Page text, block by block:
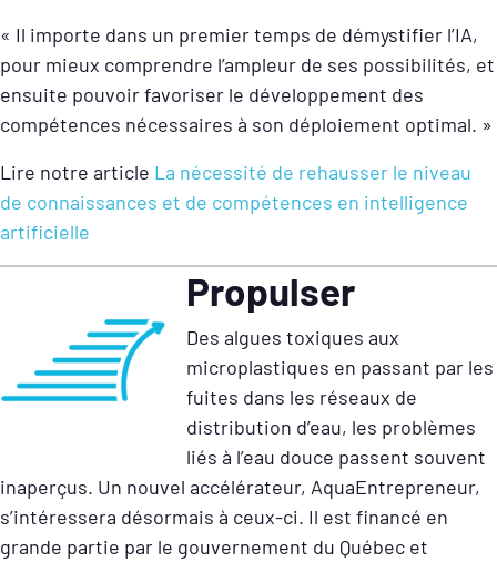
« Il importe dans un premier temps de démystifier l’IA,
pour mieux comprendre l’ampleur de ses possibilités, et
ensuite pouvoir favoriser le développement des
compétences nécessaires à son déploiement optimal. »
Lire notre article La nécessité de rehausser le niveau
de connaissances et de compétences en intelligence
artificielle
Propulser
Des algues toxiques aux
microplastiques en passant par les
fuites dans les réseaux de
distribution d’eau, les problèmes
liés à l’eau douce passent souvent
inaperçus. Un nouvel accélérateur, AquaEntrepreneur,
s’intéressera désormais à ceux-ci. Il est financé en
grande partie par le gouvernement du Québec et